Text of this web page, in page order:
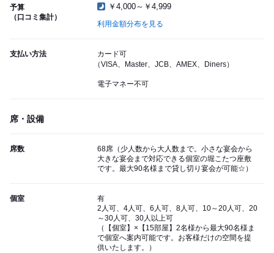
予算
（口コミ集計）
￥4,000～￥4,999
利用金額分布を見る
支払い方法
カード可
（VISA、Master、JCB、AMEX、Diners）
電子マネー不可
席・設備
席数
68席（少人数から大人数まで。小さな宴会から
大きな宴会まで対応できる個室の堀こたつ座敷
です。最大90名様まで貸し切り宴会が可能☆）
個室
有
2人可、4人可、6人可、8人可、10～20人可、20
～30人可、30人以上可
（【個室】×【15部屋】2名様から最大90名様ま
で個室へ案内可能です。お客様だけの空間を提
供いたします。）